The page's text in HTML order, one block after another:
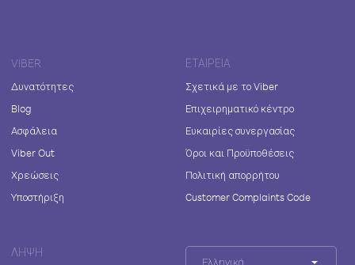
VIBER
Δυνατότητες
Blog
Ασφάλεια
Viber Out
Χρεώσεις
Υποστήριξη
ΕΤΑΙΡΕΊΑ
Σχετικά με το Viber
Επιχειρηματικό κέντρο
Ευκαιρίες συνεργασίας
Όροι και Προϋποθέσεις
Πολιτική απορρήτου
Customer Complaints Code
ΛΉΨΗ
Ελληνικά